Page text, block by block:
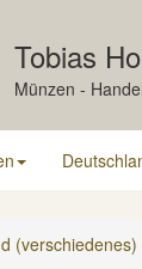
Tobias
Münzen - Handel
(verschiedenes)